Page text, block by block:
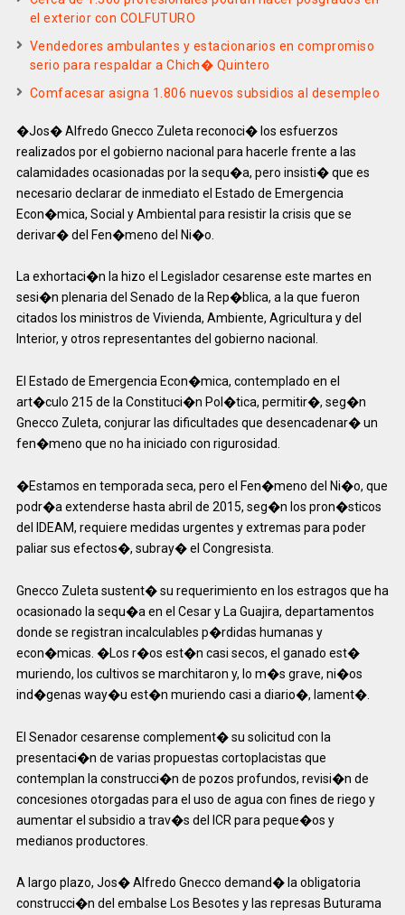
el exterior con COLFUTURO
Vendedores ambulantes y estacionarios en compromiso
serio para respaldar a Chich� Quintero
Comfacesar asigna 1.806 nuevos subsidios al desempleo
�Jos� Alfredo Gnecco Zuleta reconoci� los esfuerzos
realizados por el gobierno nacional para hacerle frente a las
calamidades ocasionadas por la sequ�a, pero insisti� que es
necesario declarar de inmediato el Estado de Emergencia
Econ�mica, Social y Ambiental para resistir la crisis que se
derivar� del Fen�meno del Ni�o.
La exhortaci�n la hizo el Legislador cesarense este martes en
sesi�n plenaria del Senado de la Rep�blica, a la que fueron
citados los ministros de Vivienda, Ambiente, Agricultura y del
Interior, y otros representantes del gobierno nacional.
El Estado de Emergencia Econ�mica, contemplado en el
art�culo 215 de la Constituci�n Pol�tica, permitir�, seg�n
Gnecco Zuleta, conjurar las dificultades que desencadenar� un
fen�meno que no ha iniciado con rigurosidad.
�Estamos en temporada seca, pero el Fen�meno del Ni�o, que
podr�a extenderse hasta abril de 2015, seg�n los pron�sticos
del IDEAM, requiere medidas urgentes y extremas para poder
paliar sus efectos�, subray� el Congresista.
Gnecco Zuleta sustent� su requerimiento en los estragos que ha
ocasionado la sequ�a en el Cesar y La Guajira, departamentos
donde se registran incalculables p�rdidas humanas y
econ�micas. �Los r�os est�n casi secos, el ganado est�
muriendo, los cultivos se marchitaron y, lo m�s grave, ni�os
ind�genas way�u est�n muriendo casi a diario�, lament�.
El Senador cesarense complement� su solicitud con la
presentaci�n de varias propuestas cortoplacistas que
contemplan la construcci�n de pozos profundos, revisi�n de
concesiones otorgadas para el uso de agua con fines de riego y
aumentar el subsidio a trav�s del ICR para peque�os y
medianos productores.
A largo plazo, Jos� Alfredo Gnecco demand� la obligatoria
construcci�n del embalse Los Besotes y las represas Buturama